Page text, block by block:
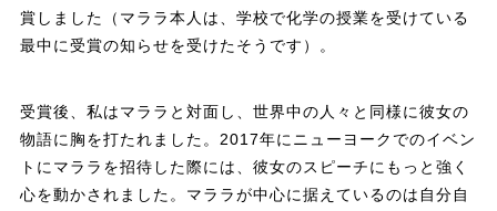
賞しました（マララ本人は、学校で化学の授業を受けている
最中に受賞の知らせを受けたそうです）。
受賞後、私はマララと対面し、世界中の人々と同様に彼女の
物語に胸を打たれました。2017年にニューヨークでのイベン
トにマララを招待した際には、彼女のスピーチにもっと強く
心を動かされました。マララが中心に据えているのは自分自